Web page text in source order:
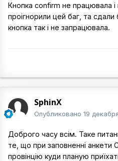
Кнопка confirm не працювала і
проігнорили цей баг, та
кнопка так і не запрацювала.
SphinX
Опубликовано 19
Доброго часу всім. Таке
те, що при заповненні анкети
провінцію куди планую